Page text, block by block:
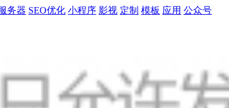
务器 SEO优化 小程序 影视 定制 模板 应用 公众号